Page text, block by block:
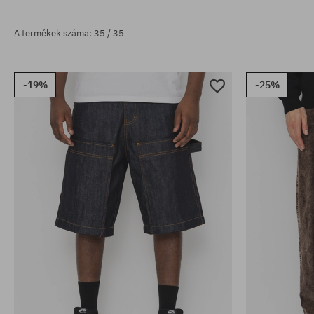
A termékek száma: 35 / 35
-19% -25%